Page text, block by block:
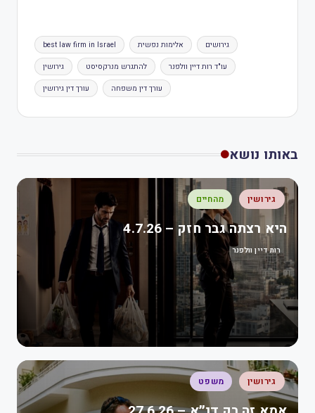
best law firm in Israel אלימות נפשית גירושים
גירושין להתגרש מנרקסיסט עו"ד רות דיין וולפנר
עורך דין גירושין עורך דין משפחה
באותו נושא
גירושין מהחיים
היא רצתה גבר חזק – 4.7.26
רות דיין וולפנר
גירושין משפט